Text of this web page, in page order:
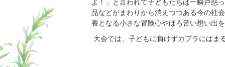
よ！」と言われて子どもたちは一瞬戸惑
品などがまわりから消えつつある今の社
養となる小さな冒険心やほろ苦い想い出
大会では、子どもに負けずカプラにはま